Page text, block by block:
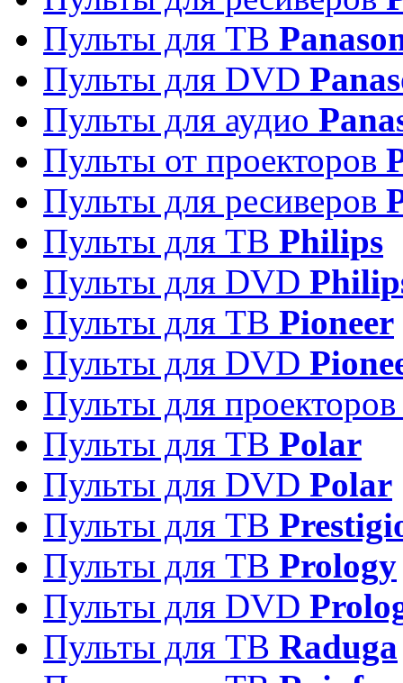
Пульты для ТВ
Пульты для DVD
Пульты для аудио
Пульты от проекторов
Пульты для ресиверов
Пульты для ТВ Philips
Пульты для DVD
Пульты для ТВ Pioneer
Пульты для DVD
Пульты для
Пульты для ТВ Polar
Пульты для DVD Polar
Пульты для ТВ
Пульты для ТВ Prology
Пульты для DVD
Пульты для ТВ Raduga